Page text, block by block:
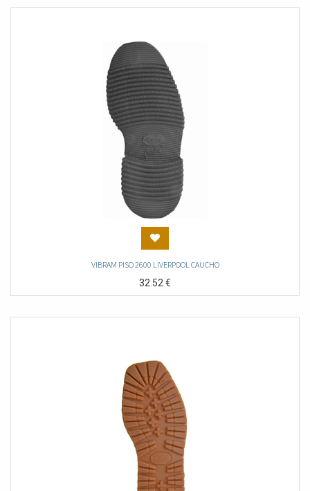
VIBRAM PISO 2600 LIVERPOOL CAUCHO
32.52€